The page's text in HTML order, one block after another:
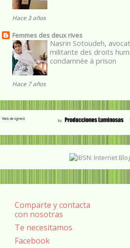
Hace 3 años
Femmes des deux rives
Nasrin Sotoudeh,
militante des droits
condamnée à prison
Hace 7 años
Web designed
Comparte y contacta
con nosotras
Te necesitamos
Facebook